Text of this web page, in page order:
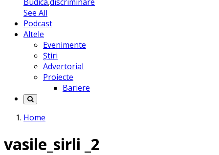
See All
Podcast
Altele
Evenimente
Știri
Advertorial
Proiecte
Bariere
Home
vasile_sirli _2